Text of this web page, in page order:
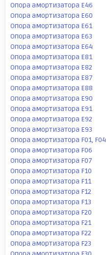
Опора амортизатора E46
Опора амортизатора E60
Опора амортизатора E61
Опора амортизатора E63
Опора амортизатора E64
Опора амортизатора E81
Опора амортизатора E82
Опора амортизатора E87
Опора амортизатора E88
Опора амортизатора E90
Опора амортизатора E91
Опора амортизатора E92
Опора амортизатора E93
Опора амортизатора F01, F04
Опора амортизатора F06
Опора амортизатора F07
Опора амортизатора F10
Опора амортизатора F11
Опора амортизатора F12
Опора амортизатора F13
Опора амортизатора F20
Опора амортизатора F21
Опора амортизатора F22
Опора амортизатора F23